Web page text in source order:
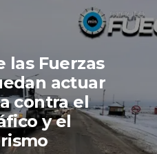
las Fuerzas
actuar
contra el
y el